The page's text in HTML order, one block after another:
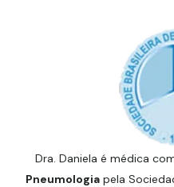
Dra. Daniela é médica
Pneumologia pela